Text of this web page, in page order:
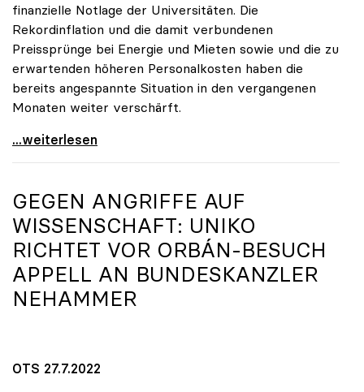
finanzielle Notlage der Universitäten. Die
Rekordinflation und die damit verbundenen
Preissprünge bei Energie und Mieten sowie und die zu
erwartenden höheren Personalkosten haben die
bereits angespannte Situation in den vergangenen
Monaten weiter verschärft.
Universitäten schlagen Alarm: Budgetloch hat sich
...weiterlesen
GEGEN ANGRIFFE AUF
WISSENSCHAFT: UNIKO
RICHTET VOR ORBÁN-BESUCH
APPELL AN BUNDESKANZLER
NEHAMMER
OTS 27.7.2022